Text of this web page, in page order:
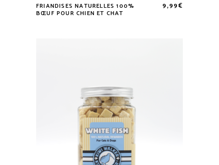
FRIANDISES NATURELLES 100%
BŒUF POUR CHIEN ET CHAT
9,99€